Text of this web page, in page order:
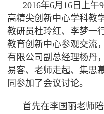
2016年6月 16 日上午9
高精尖创新中心学科教
教研员杜玲红、李梦一
教育创新中心参观交流
有限公司副总经理杨丹
易客、老师走起、集思
同参加了会议讨论。
首先在李国丽老师